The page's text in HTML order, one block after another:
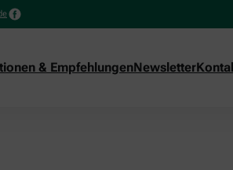
& EmpfehlungenNewsletter